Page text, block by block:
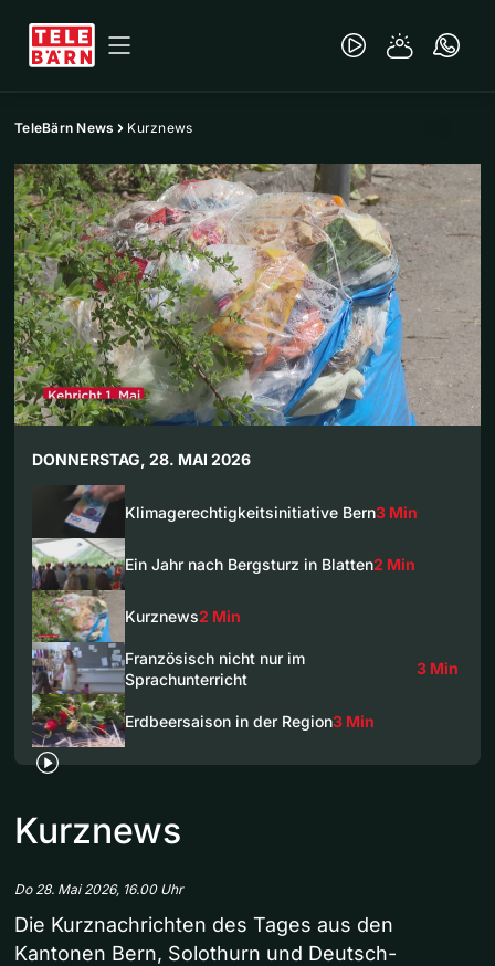
TeleBärn News Kurznews
DONNERSTAG, 28. MAI 2026
Klimagerechtigkeitsinitiative Bern3 Min
Ein Jahr nach Bergsturz in Blatten2 Min
Kurznews2 Min
Französisch nicht nur im
Sprachunterricht
3 Min
Erdbeersaison in der Region3 Min
Kurznews
Do 28. Mai 2026, 16.00 Uhr
Die Kurznachrichten des Tages aus den
Kantonen Bern, Solothurn und Deutsch-